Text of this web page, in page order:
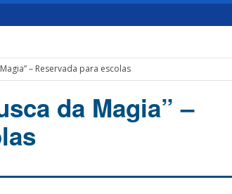
– Reservada para escolas
da Magia” –